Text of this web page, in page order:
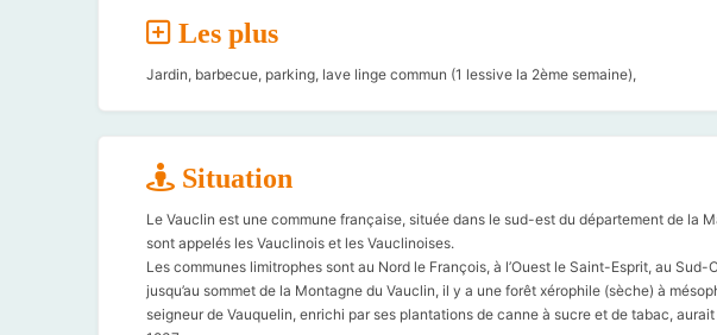
Les plus
Jardin, barbecue, parking, lave linge commun (1 lessive la 2ème semaine),
Situation
Le Vauclin est une commune française, située dans le sud-est du département de la
sont appelés les Vauclinois et les Vauclinoises.
Les communes limitrophes sont au Nord le François, à l’Ouest le Saint-Esprit, au
jusqu’au sommet de la Montagne du Vauclin, il y a une forêt xérophile (sèche) à
seigneur de Vauquelin, enrichi par ses plantations de canne à sucre et de tabac,